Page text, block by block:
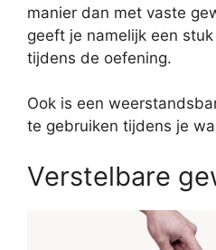
manier dan met vaste
geeft je namelijk een stuk
tijdens de oefening.
Ook is een
te gebruiken tijdens je
Verstelbare